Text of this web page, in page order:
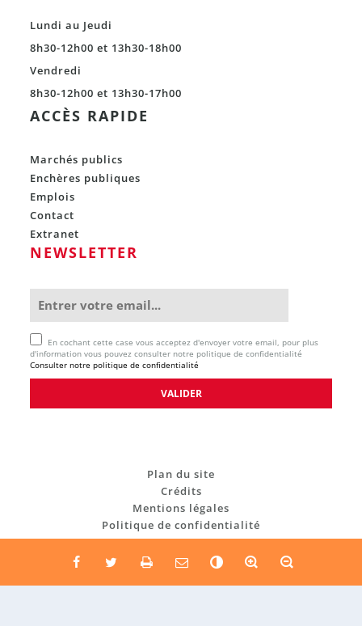
Lundi au Jeudi
8h30-12h00 et 13h30-18h00
Vendredi
8h30-12h00 et 13h30-17h00
ACCÈS RAPIDE
Marchés publics
Enchères publiques
Emplois
Contact
Extranet
NEWSLETTER
En cochant cette case vous acceptez d'envoyer votre email, pour plus
d'information vous pouvez consulter notre politique de confidentialité
Consulter notre politique de confidentialité
Plan du site
Crédits
Mentions légales
Politique de confidentialité
n